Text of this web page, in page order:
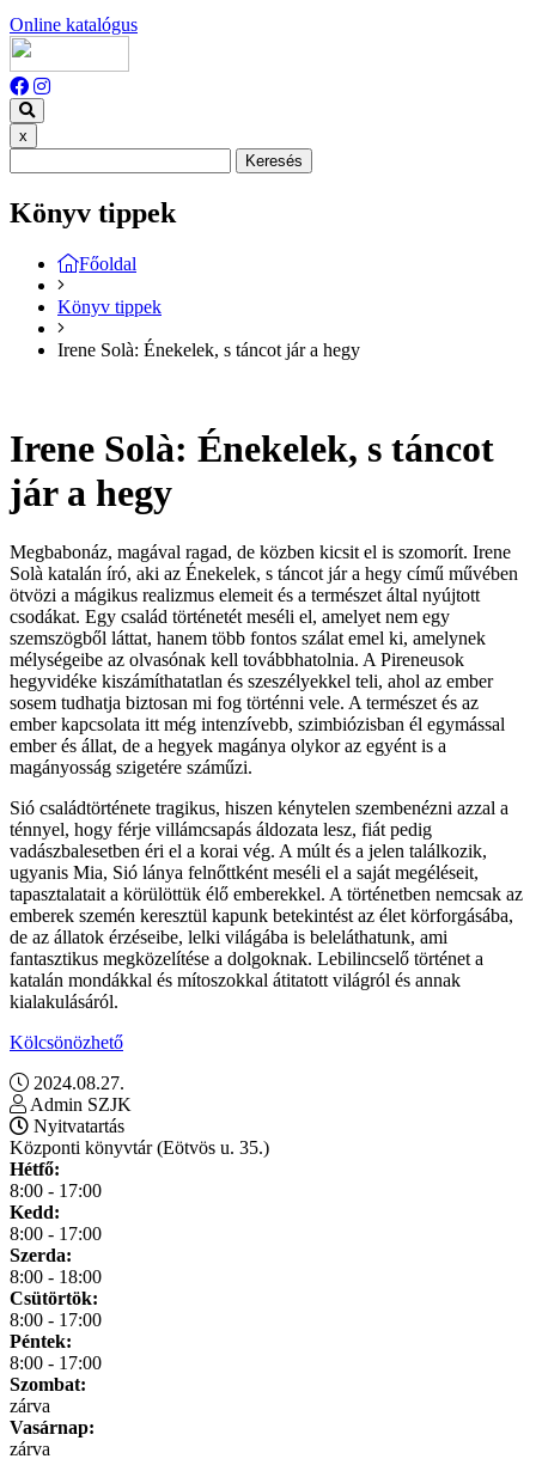
Online katalógus
x
Keresés
Könyv tippek
Főoldal
Könyv tippek
Irene Solà: Énekelek, s táncot jár a hegy
Irene Solà: Énekelek, s táncot
jár a hegy
Megbabonáz, magával ragad, de közben kicsit el is szomorít. Irene
Solà katalán író, aki az Énekelek, s táncot jár a hegy című művében
ötvözi a mágikus realizmus elemeit és a természet által nyújtott
csodákat. Egy család történetét meséli el, amelyet nem egy
szemszögből láttat, hanem több fontos szálat emel ki, amelynek
mélységeibe az olvasónak kell továbbhatolnia. A Pireneusok
hegyvidéke kiszámíthatatlan és szeszélyekkel teli, ahol az ember
sosem tudhatja biztosan mi fog történni vele. A természet és az
ember kapcsolata itt még intenzívebb, szimbiózisban él egymással
ember és állat, de a hegyek magánya olykor az egyént is a
magányosság szigetére száműzi.
Sió családtörténete tragikus, hiszen kénytelen szembenézni azzal a
ténnyel, hogy férje villámcsapás áldozata lesz, fiát pedig
vadászbalesetben éri el a korai vég. A múlt és a jelen találkozik,
ugyanis Mia, Sió lánya felnőttként meséli el a saját megéléseit,
tapasztalatait a körülöttük élő emberekkel. A történetben nemcsak az
emberek szemén keresztül kapunk betekintést az élet körforgásába,
de az állatok érzéseibe, lelki világába is beleláthatunk, ami
fantasztikus megközelítése a dolgoknak. Lebilincselő történet a
katalán mondákkal és mítoszokkal átitatott világról és annak
kialakulásáról.
Kölcsönözhető
2024.08.27.
Admin SZJK
Nyitvatartás
Központi könyvtár (Eötvös u. 35.)
Hétfő:
8:00 - 17:00
Kedd:
8:00 - 17:00
Szerda:
8:00 - 18:00
Csütörtök:
8:00 - 17:00
Péntek:
8:00 - 17:00
Szombat:
zárva
Vasárnap:
zárva